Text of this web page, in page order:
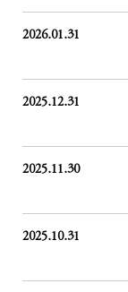
2026.01.31
2025.12.31
2025.11.30
2025.10.31